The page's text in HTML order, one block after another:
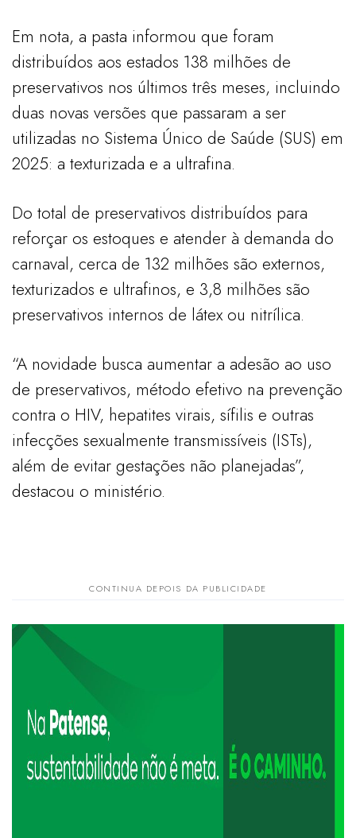
Em nota, a pasta informou que foram
distribuídos aos estados 138 milhões de
preservativos nos últimos três meses, incluindo
duas novas versões que passaram a ser
utilizadas no Sistema Único de Saúde (SUS) em
2025: a texturizada e a ultrafina.
Do total de preservativos distribuídos para
reforçar os estoques e atender à demanda do
carnaval, cerca de 132 milhões são externos,
texturizados e ultrafinos, e 3,8 milhões são
preservativos internos de látex ou nitrílica.
“A novidade busca aumentar a adesão ao uso
de preservativos, método efetivo na prevenção
contra o HIV, hepatites virais, sífilis e outras
infecções sexualmente transmissíveis (ISTs),
além de evitar gestações não planejadas”,
destacou o ministério.